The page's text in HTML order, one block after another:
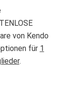
von Kendo
für 1
.